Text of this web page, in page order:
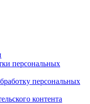
персональных
персональных
контента